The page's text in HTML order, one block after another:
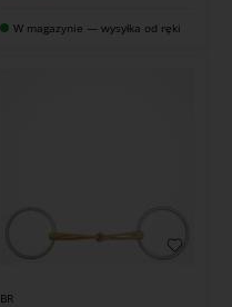
W magazynie — wysyłka od ręki
BR